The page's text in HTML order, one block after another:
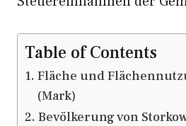
Table of Contents
Fläche und
(Mark)
Bevölkerung von